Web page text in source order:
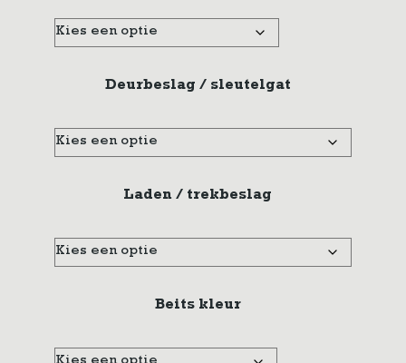
Deurbeslag / sleutelgat
Laden / trekbeslag
Beits kleur